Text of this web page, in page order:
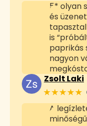
5* olyan
és
is
paprikás
nagyon
Zsolt Laki
★★★★★
A